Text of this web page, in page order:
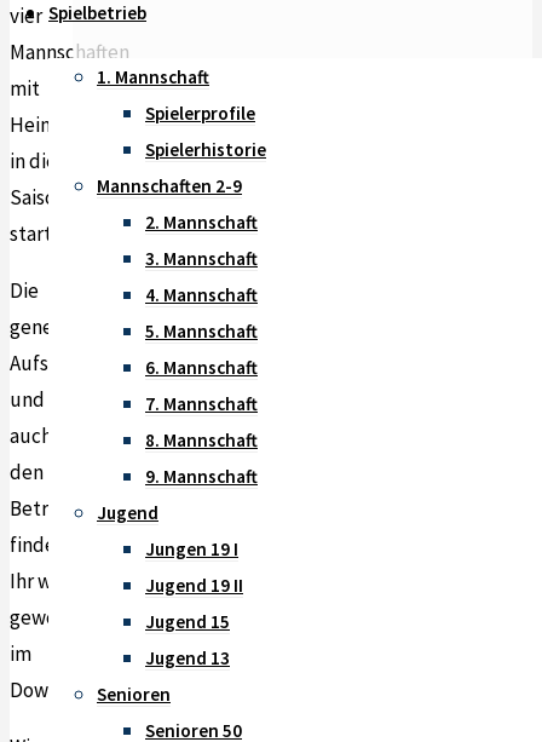
Spielbetrieb
1. Mannschaft
Spielerprofile
Spielerhistorie
Mannschaften 2-9
2. Mannschaft
3. Mannschaft
4. Mannschaft
5. Mannschaft
6. Mannschaft
7. Mannschaft
8. Mannschaft
9. Mannschaft
Jugend
Jungen 19 I
Jugend 19 II
Jugend 15
Jugend 13
Senioren
Senioren 50
vier
Mannschaften
mit
Heimspielen
in die
Saison
starten.
Die
genehmigten
Aufstellungen
und
auch
den
Betreuplan
findet
Ihr wie
gewohnt
im
Downloadbereich.